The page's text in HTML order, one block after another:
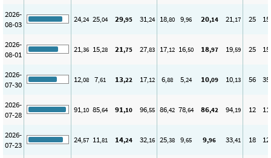
2026-
08-03
24,24 25,04 29,95 31,24 18,80 9,96 20,14 21,17 25 15
2026-
08-01
21,36 15,28 21,75 27,83 17,12 16,50 18,97 19,59 25 15
2026-
07-30
12,08 7,61 13,22 17,12 6,88 5,24 10,09 10,13 56 35
2026-
07-28
91,10 85,64 91,10 96,55 86,42 78,64 86,42 94,19 12 11
2026-
07-23
24,57 11,81 14,24 32,16 25,38 9,65 9,96 33,41 18 12